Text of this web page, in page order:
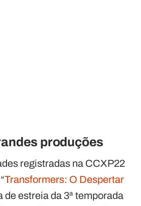
produções
registradas na CCXP22
Transformers: O Despertar
de estreia da 3ª temporada